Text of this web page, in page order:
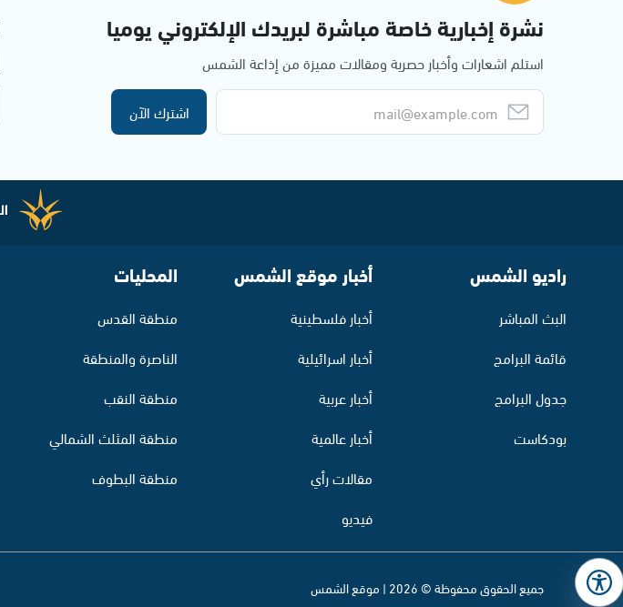
نشرة إخبارية خاصة مباشرة لبريدك الإلكتروني يوميا
استلم اشعارات وأخبار حصرية ومقالات مميزة من إذاعة الشمس
اشترك الآن
راديو الشمس
البث المباشر
قائمة البرامج
جدول البرامج
بودكاست
أخبار موقع الشمس
أخبار فلسطينية
أخبار اسرائيلية
أخبار عربية
أخبار عالمية
مقالات رأي
فيديو
المحليات
منطقة القدس
الناصرة والمنطقة
منطقة النقب
منطقة المثلث الشمالي
منطقة البطوف
جميع الحقوق محفوظة © 2026 | موقع الشمس